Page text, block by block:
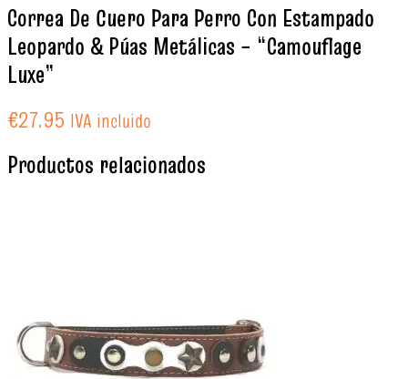
Correa De Cuero Para Perro Con Estampado
Leopardo & Púas Metálicas – “Camouflage
Luxe”
€27.95 IVA incluido
Productos relacionados